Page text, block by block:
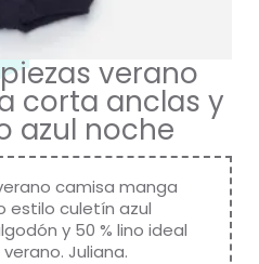
verano
corta anclas y
azul noche
camisa manga
estilo culetín azul
y 50 % lino ideal
Juliana.